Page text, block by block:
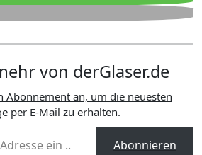
von derGlaser.de
per E-Mail zu erhalten.
Abonnieren